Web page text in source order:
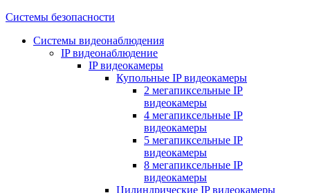
Системы безопасности
Системы видеонаблюдения
IP видеонаблюдение
IP видеокамеры
Купольные IP видеокамеры
2 мегапиксельные IP
видеокамеры
4 мегапиксельные IP
видеокамеры
5 мегапиксельные IP
видеокамеры
8 мегапиксельные IP
видеокамеры
Цилиндрические IP видеокамеры